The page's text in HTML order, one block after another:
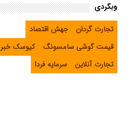
وبگردی
تجارت گردان
جهش اقتصاد
قیمت گوشی سامسونگ
کیوسک خبر
تجارت آنلاین
سرمایه فردا